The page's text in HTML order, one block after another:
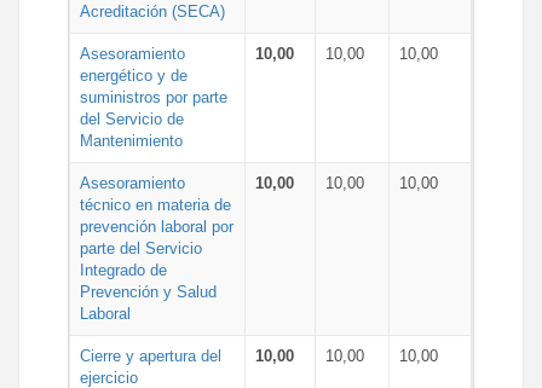
Acreditación (SECA)
Asesoramiento
energético y de
suministros por parte
del Servicio de
Mantenimiento
10,00 10,00 10,00
Asesoramiento
técnico en materia de
prevención laboral por
parte del Servicio
Integrado de
Prevención y Salud
Laboral
10,00 10,00 10,00
Cierre y apertura del
ejercicio
10,00 10,00 10,00